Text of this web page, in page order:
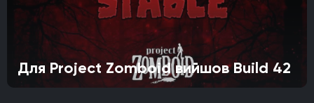
Для Project Zomboid вийшов Build 42